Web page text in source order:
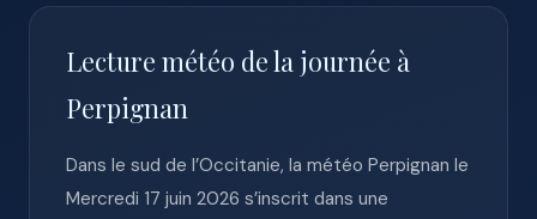
Lecture météo de la journée à
Perpignan
Dans le sud de l’Occitanie, la météo Perpignan le
Mercredi 17 juin 2026 s’inscrit dans une